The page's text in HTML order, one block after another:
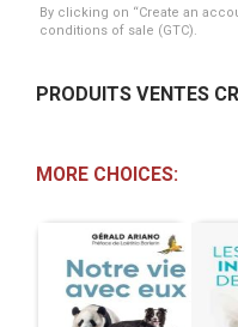
By clicking on “Create an
conditions of sale (GTC).
PRODUITS VENTES
MORE CHOICES: